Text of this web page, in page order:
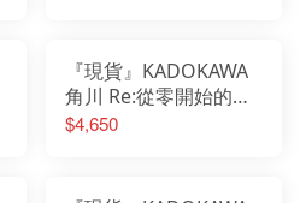
『現貨』KADOKAWA
角川 Re:從零開始的異
世界生活 雷姆 生誕祭
$4,650